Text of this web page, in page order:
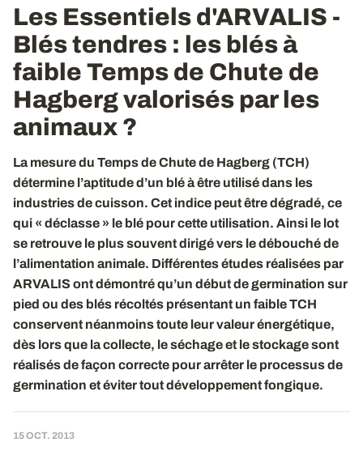
Les Essentiels d'ARVALIS -
Blés tendres : les blés à
faible Temps de Chute de
Hagberg valorisés par les
animaux ?
La mesure du Temps de Chute de Hagberg (TCH)
détermine l’aptitude d’un blé à être utilisé dans les
industries de cuisson. Cet indice peut être dégradé, ce
qui « déclasse » le blé pour cette utilisation. Ainsi le lot
se retrouve le plus souvent dirigé vers le débouché de
l’alimentation animale. Différentes études réalisées par
ARVALIS ont démontré qu’un début de germination sur
pied ou des blés récoltés présentant un faible TCH
conservent néanmoins toute leur valeur énergétique,
dès lors que la collecte, le séchage et le stockage sont
réalisés de façon correcte pour arrêter le processus de
germination et éviter tout développement fongique.
15 OCT. 2013